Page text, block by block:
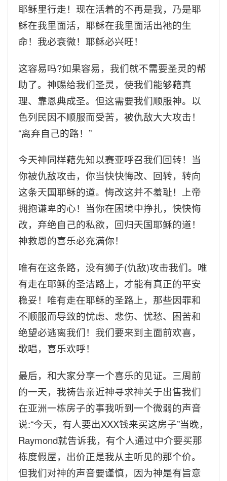
耶稣里行走！现在活着的不再是我，乃是耶
稣在我里面活，耶稣在我里面活出祂的生
命！我必衰微！耶稣必兴旺！
这容易吗?如果容易，我们就不需要圣灵的帮
助了。神赐给我们圣灵，使我们能够藉真
理、靠恩典成圣。但这需要我们顺服神。以
色列民因不顺服而受苦，被仇敌大大攻击！
“离弃自己的路！ ”
今天神同样藉先知以赛亚呼召我们回转！当
你被仇敌攻击，你当快快悔改、回转，转向
这条天国耶稣的道。悔改这并不羞耻！上帝
拥抱谦卑的心！当你在困境中挣扎，快快悔
改，弃绝自己的私欲，回归天国耶稣的道！
神救恩的喜乐必充满你！
唯有在这条路，没有狮子(仇敌)攻击我们。唯
有走在耶稣的圣洁路上，才能有真正的平安
稳妥！唯有走在耶稣的圣路上，那些因罪和
不顺服而导致的忧虑、悲伤、忧愁、困苦和
绝望必逃离我们！我们要来到主面前欢喜，
歌唱，喜乐欢呼！
最后，和大家分享一个喜乐的见证。三周前
的一天，我祷告亲近神寻求神关于出售我们
在亚洲一栋房子的事我听到一个微弱的声音
说:“今天，有人要出XXX钱来买这房子”当晚，
Raymond就告诉我，有个人通过中介要买那
栋度假屋，出价正是我从主听见的那个价。
但我们对神的声音要谨慎，因为神是有旨意